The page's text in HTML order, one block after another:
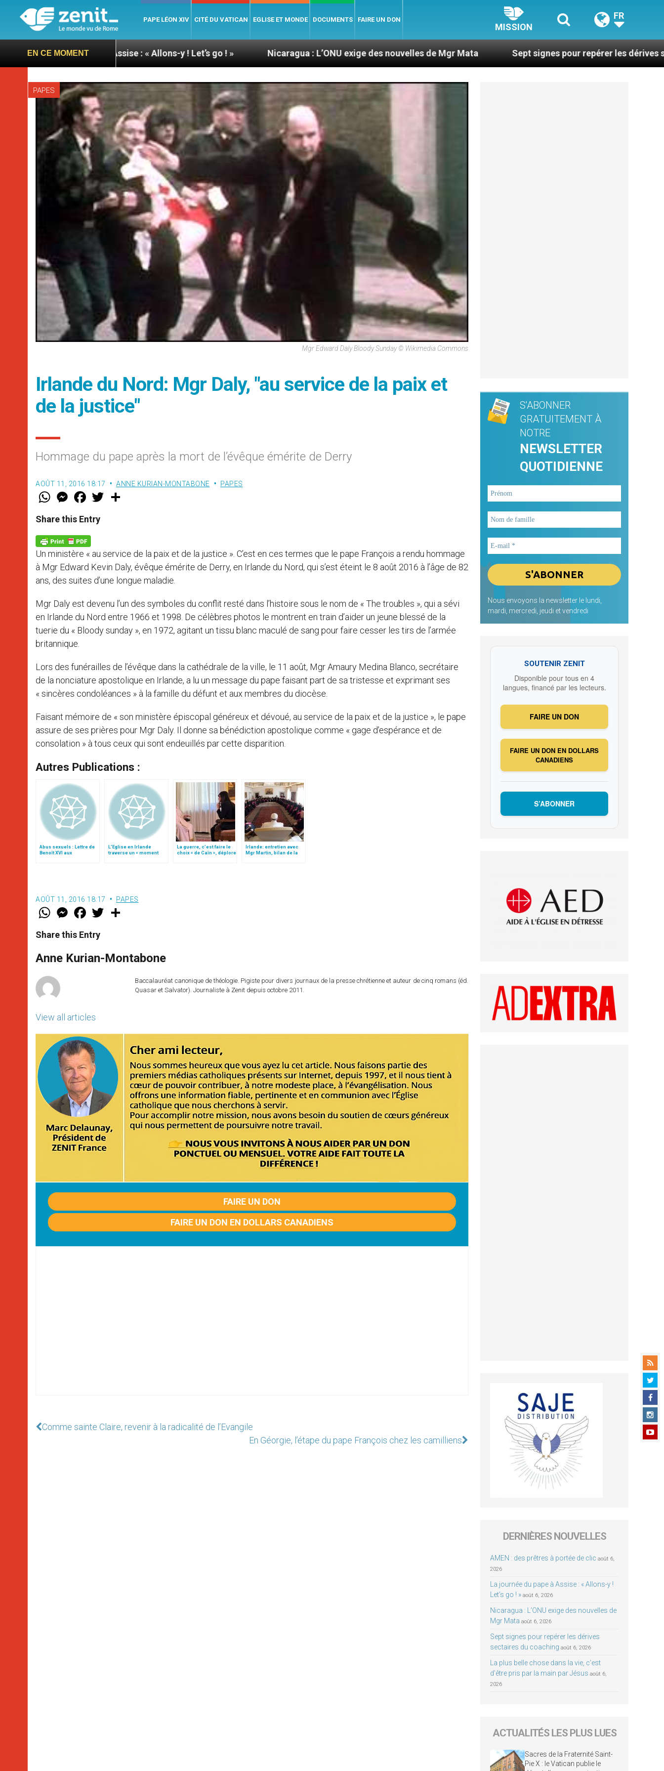
PAPE LÉON XIV CITÉ DU VATICAN EGLISE ET MONDE DOCUMENTS FAIRE UN DON
MISSION
FR
EN CE MOMENT
du pape à Assise : « Allons-y ! Let’s go ! » Nicaragua : L’ONU exige des nouvelles de Mgr Mata Sept signes pour repérer les dérives sectaires du
PAPES
Mgr Edward Daly Bloody Sunday © Wikimedia Commons
Irlande du Nord: Mgr Daly, "au service de la paix et
de la justice"
Hommage du pape après la mort de l’évêque émérite de Derry
AOÛT 11, 2016 18:17 ANNE KURIAN-MONTABONE PAPES
W
t
s
p
p
M
e
s
e
g
e
r
F
a
e
b
o
k
w
Share this Entry
Un ministère « au service de la paix et de la justice ». C’est en ces termes que le pape François a rendu hommage
à Mgr Edward Kevin Daly, évêque émérite de Derry, en Irlande du Nord, qui s’est éteint le 8 août 2016 à l’âge de 82
ans, des suites d’une longue maladie.
Mgr Daly est devenu l’un des symboles du conflit resté dans l’histoire sous le nom de « The troubles », qui a sévi
en Irlande du Nord entre 1966 et 1998. De célèbres photos le montrent en train d’aider un jeune blessé de la
tuerie du « Bloody sunday », en 1972, agitant un tissu blanc maculé de sang pour faire cesser les tirs de l’armée
britannique.
Lors des funérailles de l’évêque dans la cathédrale de la ville, le 11 août, Mgr Amaury Medina Blanco, secrétaire
de la nonciature apostolique en Irlande, a lu un message du pape faisant part de sa tristesse et exprimant ses
« sincères condoléances » à la famille du défunt et aux membres du diocèse.
Faisant mémoire de « son ministère épiscopal généreux et dévoué, au service de la paix et de la justice », le pape
assure de ses prières pour Mgr Daly. Il donne sa bénédiction apostolique comme « gage d’espérance et de
consolation » à tous ceux qui sont endeuillés par cette disparition.
Autres Publications :
Abus sexuels : Lettre de
Benoît XVI aux
L’Eglise en Irlande
traverse un « moment
La guerre, c’est faire le
choix « de Caïn », déplore
Irlande: entretien avec
Mgr Martin, bilan de la
AOÛT 11, 2016 18:17 PAPES
W
t
s
p
p
M
e
s
e
g
e
F
a
e
b
o
k
w
r
Share this Entry
Anne Kurian-Montabone
View all articles
Baccalauréat canonique de théologie. Pigiste pour divers journaux de la presse chrétienne et auteur de cinq romans (éd.
Quasar et Salvator). Journaliste à Zenit depuis octobre 2011.
FAIRE UN DON
FAIRE UN DON EN DOLLARS CANADIENS
Comme sainte Claire, revenir à la radicalité de l’Evangile
En Géorgie, l’étape du pape François chez les camilliens
S'ABONNER
GRATUITEMENT À
NOTRE
NEWSLETTER
QUOTIDIENNE
Nous envoyons la newsletter le lundi,
mardi, mercredi, jeudi et vendredi
SOUTENIR ZENIT
Disponible pour tous en 4
langues, financé par les lecteurs.
FAIRE UN DON
FAIRE UN DON EN DOLLARS
CANADIENS
S’ABONNER
DERNIÈRES NOUVELLES
AMEN : des prêtres à portée de clic août 6,
2026
La journée du pape à Assise : « Allons-y !
Let’s go ! » août 6, 2026
Nicaragua : L’ONU exige des nouvelles de
Mgr Mata août 6, 2026
Sept signes pour repérer les dérives
sectaires du coaching août 6, 2026
La plus belle chose dans la vie, c’est
d’être pris par la main par Jésus août 6,
2026
ACTUALITÉS LES PLUS LUES
Sacres de la Fraternité Saint-
Pie X : le Vatican publie le